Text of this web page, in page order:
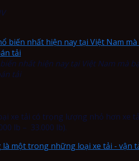
nhất hiện nay tại Việt Nam mà
tải
xe tải có trọng lượng nhỏ hơn xe
lb – 33.000 lb).